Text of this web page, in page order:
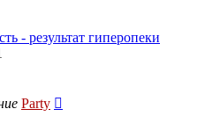
- результат гиперопеки
Party